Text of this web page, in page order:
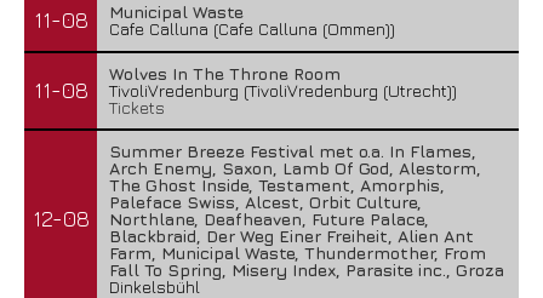
11-08
Municipal Waste
Cafe Calluna (Cafe Calluna (Ommen))
11-08
Wolves In The Throne Room
TivoliVredenburg (TivoliVredenburg (Utrecht))
Tickets
12-08
Summer Breeze Festival met o.a. In Flames,
Arch Enemy, Saxon, Lamb Of God, Alestorm,
The Ghost Inside, Testament, Amorphis,
Paleface Swiss, Alcest, Orbit Culture,
Northlane, Deafheaven, Future Palace,
Blackbraid, Der Weg Einer Freiheit, Alien Ant
Farm, Municipal Waste, Thundermother, From
Fall To Spring, Misery Index, Parasite inc., Groza
Dinkelsbühl